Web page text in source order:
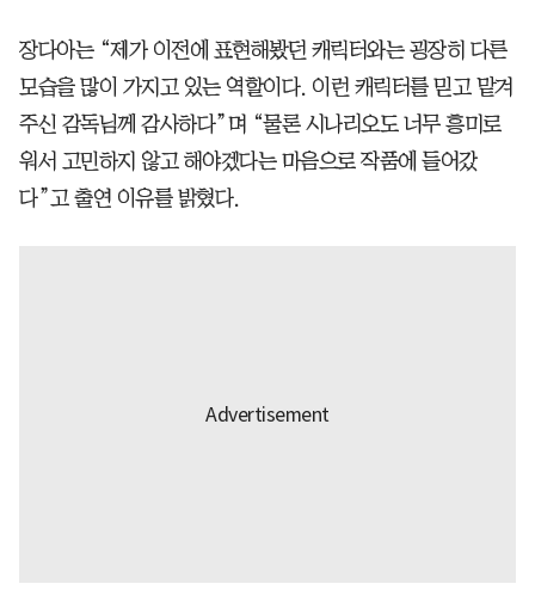
장다아는 “제가 이전에 표현해봤던 캐릭터와는 굉장히 다른
모습을 많이 가지고 있는 역할이다. 이런 캐릭터를 믿고 맡겨
주신 감독님께 감사하다”며 “물론 시나리오도 너무 흥미로
워서 고민하지 않고 해야겠다는 마음으로 작품에 들어갔
다”고 출연 이유를 밝혔다.